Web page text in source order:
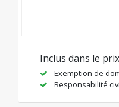
Inclus dans le
Exemption de
Responsabilité